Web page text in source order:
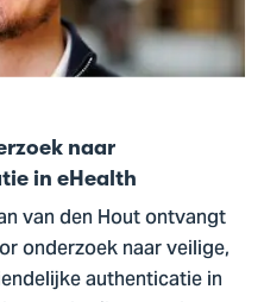
naar
in eHealth
van den Hout ontvangt
onderzoek naar veilige,
authenticatie in